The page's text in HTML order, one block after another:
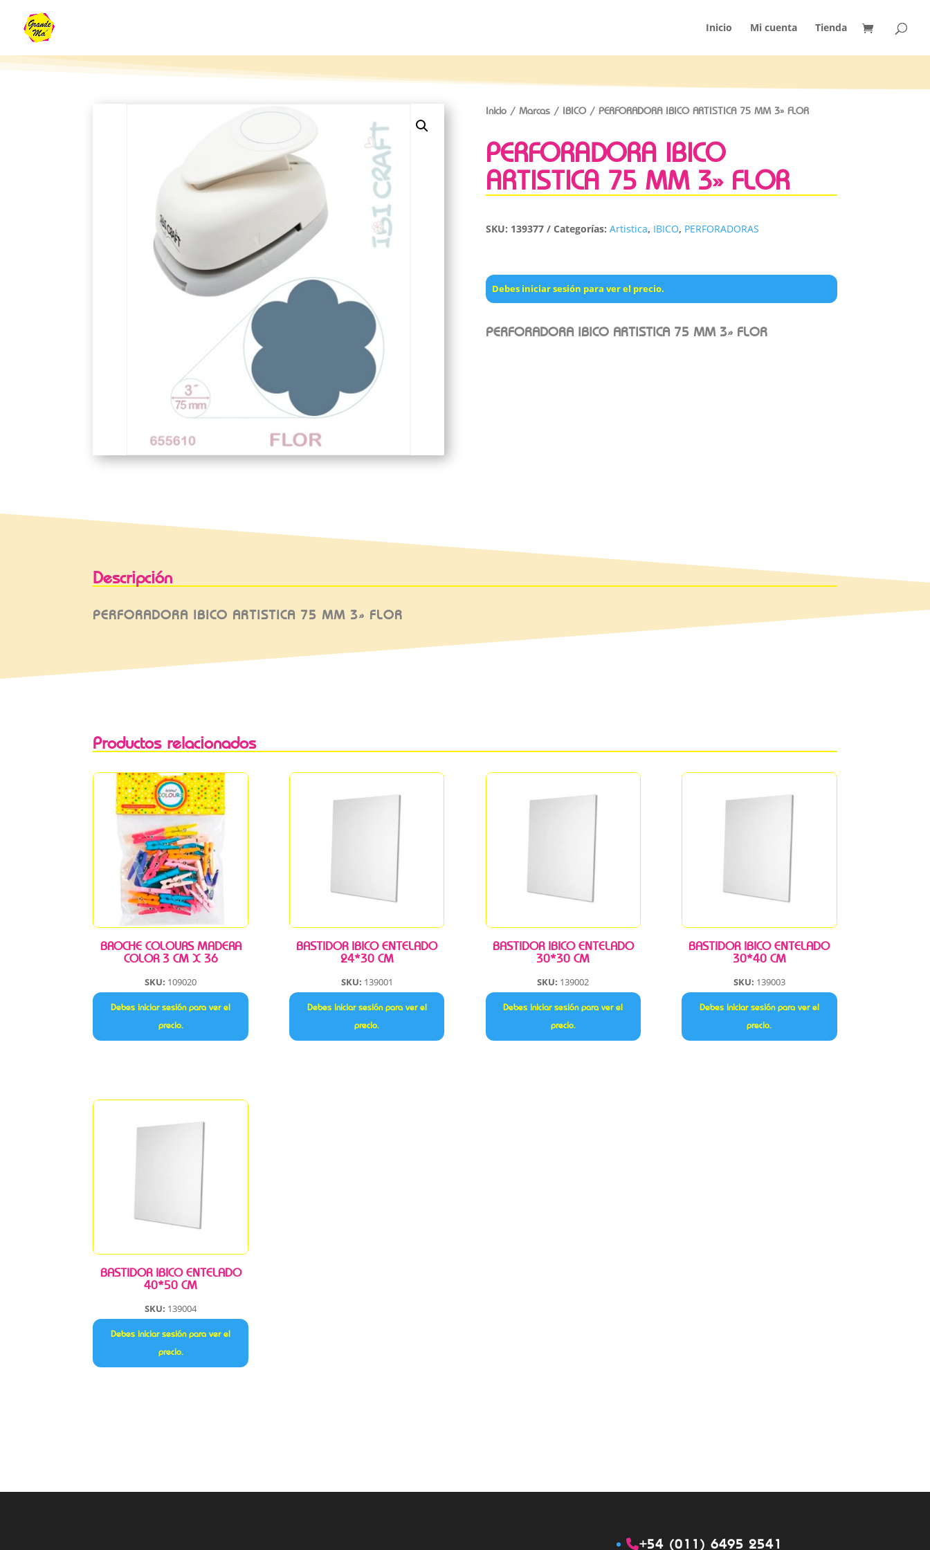
Inicio Mi cuenta Tienda
Inicio/ Marcas/ IBICO/ PERFORADORA IBICO ARTISTICA 75 MM 3» FLOR
PERFORADORA IBICO
ARTISTICA 75 MM 3» FLOR
SKU: 139377 Categorías: Artistica, IBICO, PERFORADORAS
Debes iniciar sesión para ver el precio.
PERFORADORA IBICO ARTISTICA 75 MM 3» FLOR
Descripción
PERFORADORA IBICO ARTISTICA 75 MM 3» FLOR
Productos relacionados
BROCHE COLOURS MADERA
COLOR 3 CM X 36
SKU: 109020
Debes iniciar sesión para ver el
precio.
BASTIDOR IBICO ENTELADO
24*30 CM
SKU: 139001
Debes iniciar sesión para ver el
precio.
BASTIDOR IBICO ENTELADO
30*30 CM
SKU: 139002
Debes iniciar sesión para ver el
precio.
BASTIDOR IBICO ENTELADO
30*40 CM
SKU: 139003
Debes iniciar sesión para ver el
precio.
BASTIDOR IBICO ENTELADO
40*50 CM
SKU: 139004
Debes iniciar sesión para ver el
precio.
+54 (011) 6495 2541